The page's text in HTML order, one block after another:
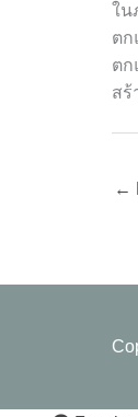
ใน
ตก
ตก
สร้
←